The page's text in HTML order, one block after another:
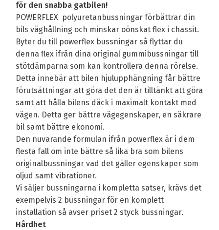
för den snabba gatbilen!
POWERFLEX polyuretanbussningar förbättrar din
bils väghållning och minskar oönskat flex i chassit.
Byter du till powerflex bussningar så flyttar du
denna flex ifrån dina original gummibussningar till
stötdämparna som kan kontrollera denna rörelse.
Detta innebär att bilen hjulupphängning får bättre
förutsättningar att göra det den är tilltänkt att göra
samt att hålla bilens däck i maximalt kontakt med
vägen. Detta ger bättre vägegenskaper, en säkrare
bil samt bättre ekonomi.
Den nuvarande formulan ifrån powerflex är i dem
flesta fall om inte bättre så lika bra som bilens
originalbussningar vad det gäller egenskaper som
oljud samt vibrationer.
Vi säljer bussningarna i kompletta satser, krävs det
exempelvis 2 bussningar för en komplett
installation så avser priset 2 styck bussningar.
Hårdhet